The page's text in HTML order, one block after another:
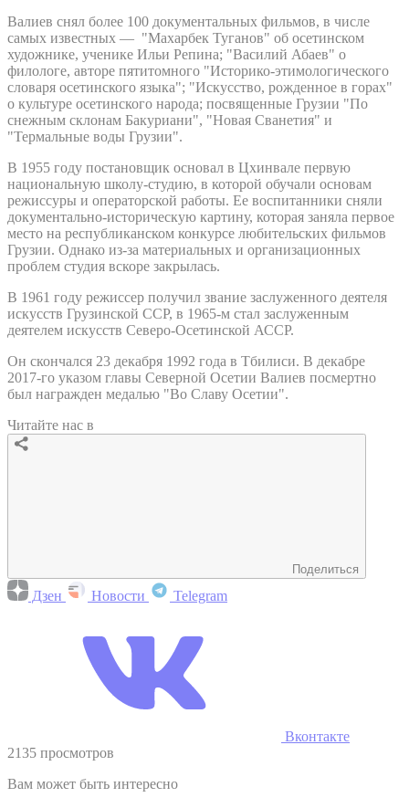
Валиев снял более 100 документальных фильмов, в числе
самых известных — "Махарбек Туганов" об осетинском
художнике, ученике Ильи Репина; "Василий Абаев" о
филологе, авторе пятитомного "Историко-этимологического
словаря осетинского языка"; "Искусство, рожденное в горах"
о культуре осетинского народа; посвященные Грузии "По
снежным склонам Бакуриани", "Новая Сванетия" и
"Термальные воды Грузии".
В 1955 году постановщик основал в Цхинвале первую
национальную школу-студию, в которой обучали основам
режиссуры и операторской работы. Ее воспитанники сняли
документально-историческую картину, которая заняла первое
место на республиканском конкурсе любительских фильмов
Грузии. Однако из-за материальных и организационных
проблем студия вскоре закрылась.
В 1961 году режиссер получил звание заслуженного деятеля
искусств Грузинской ССР, в 1965-м стал заслуженным
деятелем искусств Северо-Осетинской АССР.
Он скончался 23 декабря 1992 года в Тбилиси. В декабре
2017-го указом главы Северной Осетии Валиев посмертно
был награжден медалью "Во Славу Осетии".
Читайте нас в
Поделиться
Дзен Новости Telegram
Вконтакте
2135 просмотров
Вам может быть интересно